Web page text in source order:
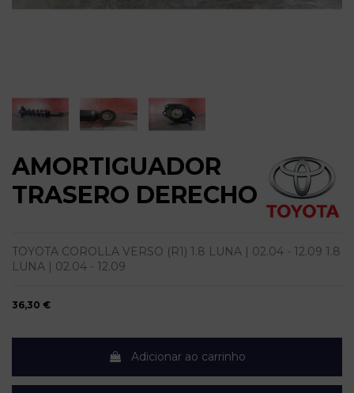
AMORTIGUADOR
TRASERO DERECHO
TOYOTA COROLLA VERSO (R1) 1.8 LUNA | 02.04 - 12.09 1.8
LUNA | 02.04 - 12.09
36,30 €
Adicionar ao carrinho